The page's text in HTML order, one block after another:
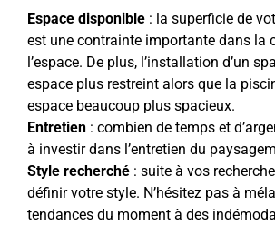
Espace disponible : la superficie de
est une contrainte importante dans la
l’espace. De plus, l’installation d’un
espace plus restreint alors que la
espace beaucoup plus spacieux.
Entretien : combien de temps et
à investir dans l’entretien du
Style recherché : suite à vos
définir votre style. N’hésitez pas à
tendances du moment à des